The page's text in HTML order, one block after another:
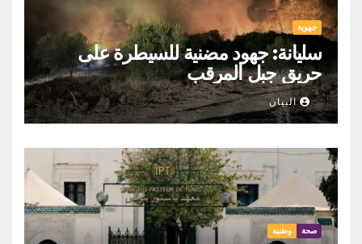
جهوية
سليانة: جهود مضنية للسيطرة على
حريق جبل المرقب
البيان
صحة وطنية